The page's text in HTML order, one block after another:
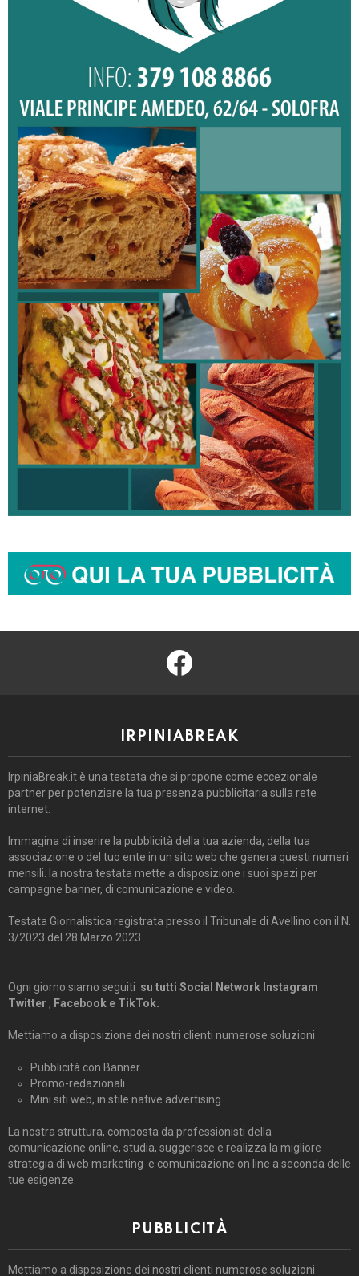
facebook
IRPINIABREAK
IrpiniaBreak.it è una testata che si propone come eccezionale
partner per potenziare la tua presenza pubblicitaria sulla rete
internet.
Immagina di inserire la pubblicità della tua azienda, della tua
associazione o del tuo ente in un sito web che genera questi numeri
mensili. la nostra testata mette a disposizione i suoi spazi per
campagne banner, di comunicazione e video.
Testata Giornalistica registrata presso il Tribunale di Avellino con il N.
3/2023 del 28 Marzo 2023
Ogni giorno siamo seguiti su tutti Social Network Instagram
Twitter , Facebook e TikTok.
Mettiamo a disposizione dei nostri clienti numerose soluzioni
Pubblicità con Banner
Promo-redazionali
Mini siti web, in stile native advertising.
La nostra struttura, composta da professionisti della
comunicazione online, studia, suggerisce e realizza la migliore
strategia di web marketing e comunicazione on line a seconda delle
tue esigenze.
PUBBLICITÀ
Mettiamo a disposizione dei nostri clienti numerose soluzioni